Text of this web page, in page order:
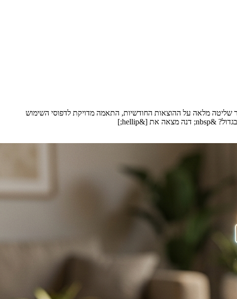
שליטה מלאה על ההוצאות החודשיות, התאמה מדויקת לדפוסי השימוש